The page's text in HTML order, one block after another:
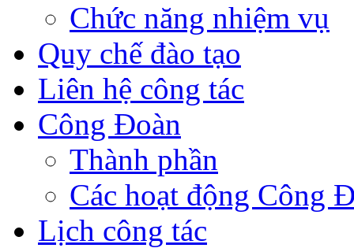
Chức năng nhiệm vụ
Quy chế đào tạo
Liên hệ công tác
Công Đoàn
Thành phần
Các hoạt động Công
Lịch công tác